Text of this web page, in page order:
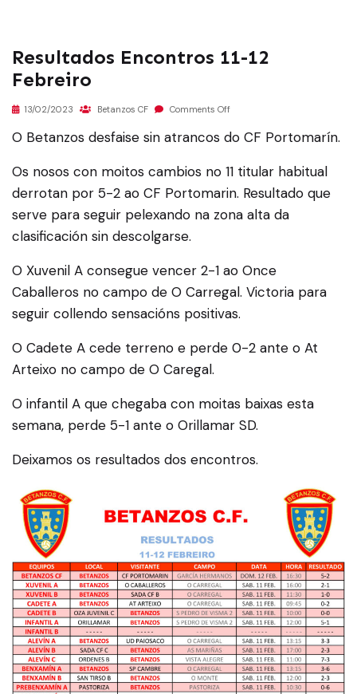
Resultados Encontros 11-12
Febreiro
13/02/2023 Betanzos CF Comments Off
O Betanzos desfaise sin atrancos do CF Portomarín.
Os nosos con moitos cambios no 11 titular habitual
derrotan por 5-2 ao CF Portomarin. Resultado que
serve para seguir pelexando na zona alta da
clasificación sin descolgarse.
O Xuvenil A consegue vencer 2-1 ao Once
Caballeros no campo de O Carregal. Victoria para
seguir collendo sensacións positivas.
O Cadete A cede terreno e perde 0-2 ante o At
Arteixo no campo de O Caregal.
O infantil A que chegaba con moitas baixas esta
semana, perde 5-1 ante o Orillamar SD.
Deixamos os resultados dos encontros.